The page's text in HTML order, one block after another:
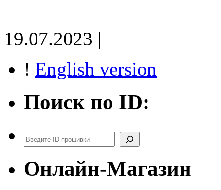
19.07.2023 |
! English version
Поиск по ID:
Поиск
Онлайн-Магазин